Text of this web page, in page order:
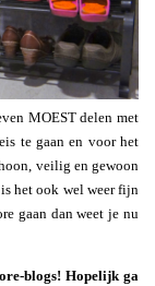
MOEST delen met
te gaan en voor het
veilig en gewoon
het ook wel weer fijn
gaan dan weet je nu
blogs! Hopelijk ga